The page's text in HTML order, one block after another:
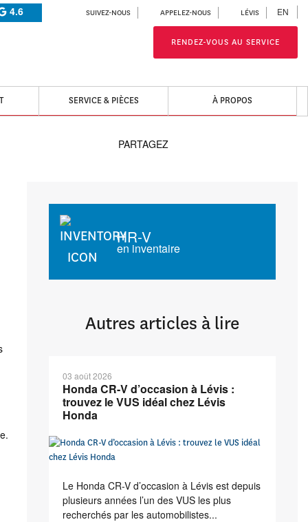
4.6 SUIVEZ-NOUS APPELEZ-NOUS LÉVIS EN
RENDEZ-VOUS AU SERVICE
SERVICE & PIÈCES À PROPOS
PARTAGEZ
HR-V
en inventaire
Autres articles à lire
03 août 2026
Honda CR-V d’occasion à Lévis :
trouvez le VUS idéal chez Lévis
Honda
Le Honda CR-V d’occasion à Lévis est depuis
plusieurs années l’un des VUS les plus
recherchés par les automobilistes...